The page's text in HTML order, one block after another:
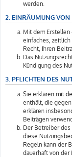
werden.
2. EINRÄUMUNG VON
Mit dem
einfaches,
Recht, Ihren
Das
Kündigung des
3. PFLICHTEN DES
Sie erklären mit
enthält, die
erklären
Beiträgen
Der Betreiber des
diese
Regeln kann der
dauerhaft von der